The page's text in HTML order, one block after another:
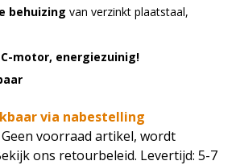
behuizing van verzinkt plaatstaal,
motor, energiezuinig!
via nabestelling
voorraad artikel, wordt
ons retourbeleid. Levertijd: 5-7